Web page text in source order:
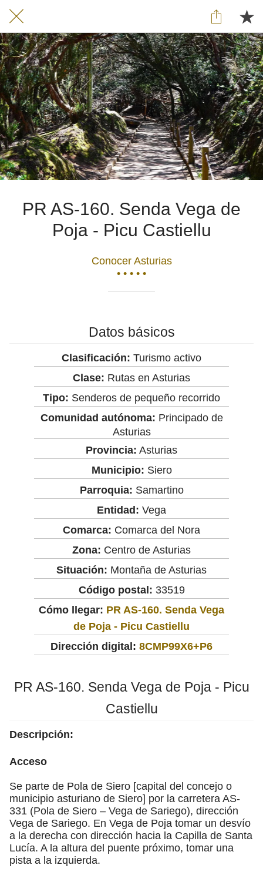
PR AS-160. Senda Vega de
Poja - Picu Castiellu
Conocer Asturias
• • • • •
Datos básicos
Clasificación: Turismo activo
Clase: Rutas en Asturias
Tipo: Senderos de pequeño recorrido
Comunidad autónoma: Principado de
Asturias
Provincia: Asturias
Municipio: Siero
Parroquia: Samartino
Entidad: Vega
Comarca: Comarca del Nora
Zona: Centro de Asturias
Situación: Montaña de Asturias
Código postal: 33519
Cómo llegar: PR AS-160. Senda Vega
de Poja - Picu Castiellu
Dirección digital: 8CMP99X6+P6
PR AS-160. Senda Vega de Poja - Picu
Castiellu
Descripción:
Acceso
Se parte de Pola de Siero [capital del concejo o
municipio asturiano de Siero] por la carretera AS-
331 (Pola de Siero – Vega de Sariego), dirección
Vega de Sariego. En Vega de Poja tomar un desvío
a la derecha con dirección hacia la Capilla de Santa
Lucía. A la altura del puente próximo, tomar una
pista a la izquierda.